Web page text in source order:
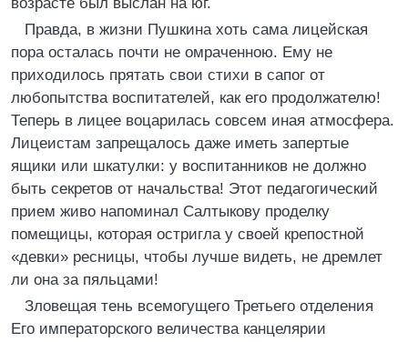
Правда, в жизни Пушкина хоть сама лицейская
пора осталась почти не омраченною. Ему не
приходилось прятать свои стихи в сапог от
любопытства воспитателей, как его продолжателю!
Теперь в лицее воцарилась совсем иная атмосфера.
Лицеистам запрещалось даже иметь запертые
ящики или шкатулки: у воспитанников не должно
быть секретов от начальства! Этот педагогический
прием живо напоминал Салтыкову проделку
помещицы, которая остригла у своей крепостной
«девки» ресницы, чтобы лучше видеть, не дремлет
ли она за пяльцами!
Зловещая тень всемогущего Третьего отделения
Его императорского величества канцелярии